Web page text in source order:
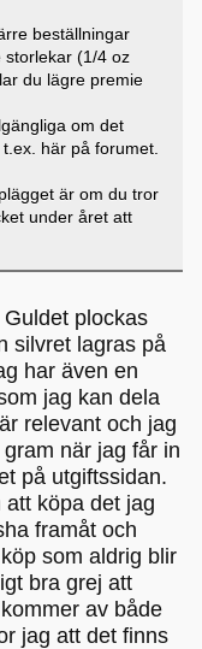
beställningar
storlekar (1/4 oz
du lägre premie
om det
här på forumet.
är om du tror
under året att
plockas
silvret lagras på
har även en
jag kan dela
relevant och jag
när jag får in
på utgiftssidan.
köpa det jag
framåt och
som aldrig blir
bra grej att
av både
jag att det finns